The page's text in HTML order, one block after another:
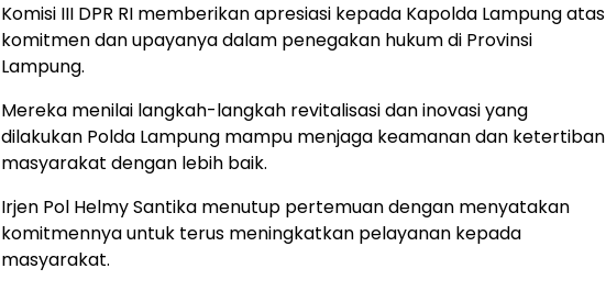
Komisi III DPR RI memberikan apresiasi kepada Kapolda Lampung atas
komitmen dan upayanya dalam penegakan hukum di Provinsi
Lampung.
Mereka menilai langkah-langkah revitalisasi dan inovasi yang
dilakukan Polda Lampung mampu menjaga keamanan dan ketertiban
masyarakat dengan lebih baik.
Irjen Pol Helmy Santika menutup pertemuan dengan menyatakan
komitmennya untuk terus meningkatkan pelayanan kepada
masyarakat.